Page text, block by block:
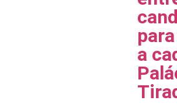
a